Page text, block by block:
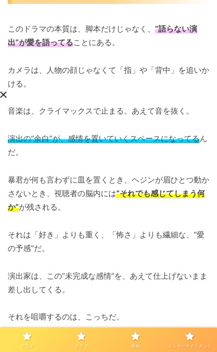
このドラマの本質は、脚本だけじゃなく、 “語らない演
出”が愛を語ってることにある。
カメラは、人物の顔じゃなくて「指」や「背中」を追いか
ける。
音楽は、クライマックスで止まる。あえて音を抜く。
演出の“余白”が、感情を置いていくスペースになってるん
だ。
暴君が何も言わずに皿を置くとき、ヘジンが眉ひとつ動か
さないとき、視聴者の脳内には“それでも感じてしまう何
か”が残される。
それは「好き」よりも重く、「怖さ」よりも繊細な、“愛
の予感”だ。
演出家は、この“未完成な感情”を、あえて仕上げないまま
差し出してくる。
それを咀嚼するのは、こっちだ。
だからこそ、この物語はラブコメじゃない。
アニメ ドラマ 映画 エンターテインメント